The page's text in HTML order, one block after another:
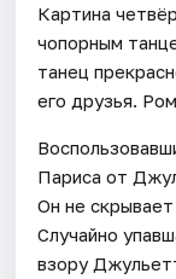
Картина
чопорным
танец
его друзья.
Париса от
Он не
Случайно
взору